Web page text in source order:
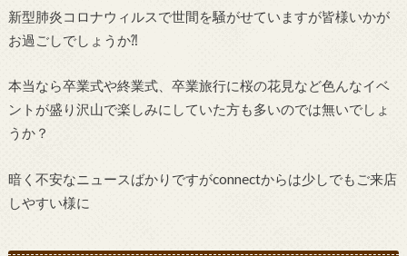
新型肺炎コロナウィルスで世間を騒がせていますが皆様いかが
お過ごしでしょうか⁈
本当なら卒業式や終業式、卒業旅行に桜の花見など色んなイベ
ントが盛り沢山で楽しみにしていた方も多いのでは無いでしょ
うか？
暗く不安なニュースばかりですがconnectからは少しでもご来店
しやすい様に